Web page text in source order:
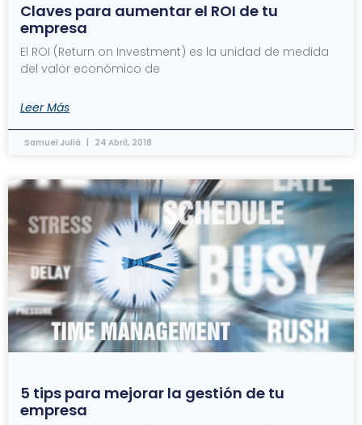
Claves para aumentar el ROI de tu
empresa
El ROI (Return on Investment) es la unidad de medida
del valor económico de
Leer Más
Samuel Juliá 24 Abril, 2018
5 tips para mejorar la gestión de tu
empresa